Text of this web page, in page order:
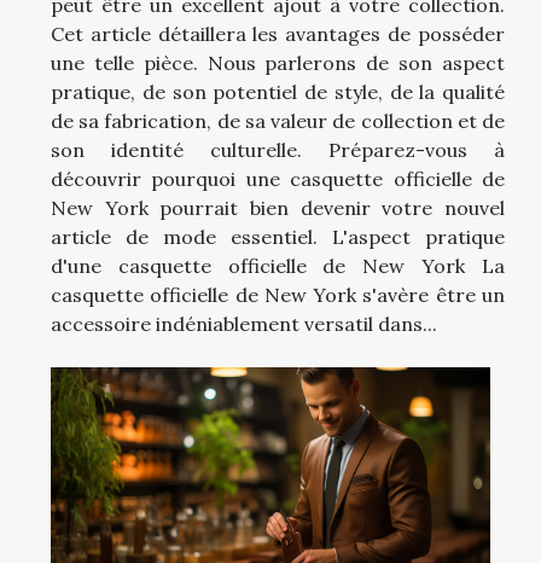
peut être un excellent ajout à votre collection.
Cet article détaillera les avantages de posséder
une telle pièce. Nous parlerons de son aspect
pratique, de son potentiel de style, de la qualité
de sa fabrication, de sa valeur de collection et de
son identité culturelle. Préparez-vous à
découvrir pourquoi une casquette officielle de
New York pourrait bien devenir votre nouvel
article de mode essentiel. L'aspect pratique
d'une casquette officielle de New York La
casquette officielle de New York s'avère être un
accessoire indéniablement versatil dans...